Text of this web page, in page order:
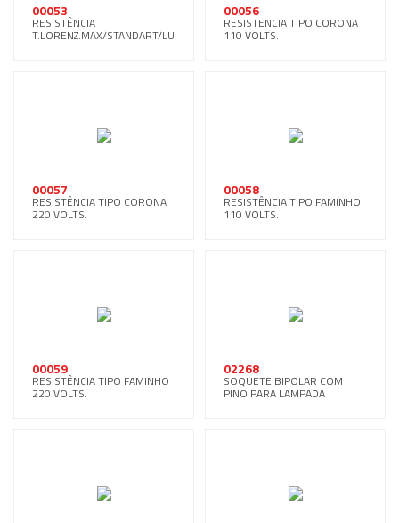
00053
RESISTÊNCIA
T.LORENZ.MAX/STANDART/LUXO
00056
RESISTENCIA TIPO CORONA
110 VOLTS.
00057
RESISTÊNCIA TIPO CORONA
220 VOLTS.
00058
RESISTÊNCIA TIPO FAMINHO
110 VOLTS.
00059
RESISTÊNCIA TIPO FAMINHO
220 VOLTS.
02268
SOQUETE BIPOLAR COM
PINO PARA LAMPADA